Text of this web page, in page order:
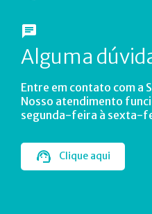
Alguma
Entre em contato com a
Nosso atendimento
segunda-feira à sexta-
Clique aqui